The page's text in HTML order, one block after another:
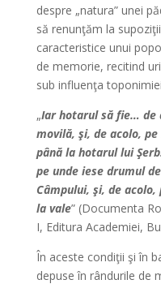
despre „natura” unei
să renunţăm la
caracteristice unui
de memorie, recitind
sub influenţa
„Iar hotarul să fie… de
movilă, şi, de acolo,
până la hotarul lui
pe unde iese drumul
Câmpului, şi, de
la vale” (Documenta
I, Editura Academiei,
În aceste condiţii şi în
depuse în rândurile de